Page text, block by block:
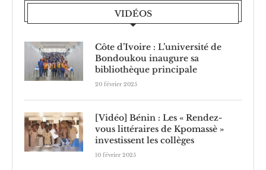
VIDÉOS
Côte d’Ivoire : L’université de
Bondoukou inaugure sa
bibliothèque principale
20 février 2025
[Vidéo] Bénin : Les « Rendez-
vous littéraires de Kpomassè »
investissent les collèges
10 février 2025